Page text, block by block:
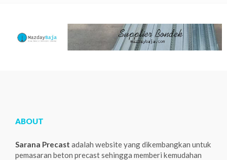
ABOUT
Sarana Precast adalah website yang dikembangkan untuk
pemasaran beton precast sehingga memberi kemudahan